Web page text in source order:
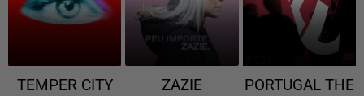
TEMPER CITY ZAZIE
PORTUGAL THE